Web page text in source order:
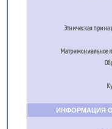
Этническая
Матримониальное
ИНФОРМАЦИЯ